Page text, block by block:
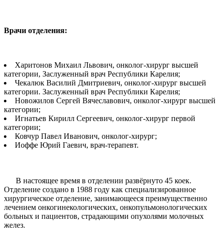
Врачи отделения:
Харитонов Михаил Львович, онколог-хирург высшей
категории, Заслуженный врач Республики Карелия;
Чекалюк Василий Дмитриевич, онколог-хирург высшей
категории. Заслуженный врач Республики Карелия;
Новожилов Сергей Вячеславович, онколог-хирург высшей
категории;
Игнатьев Кирилл Сергеевич, онколог-хирург первой
категории;
Ковчур Павел Иванович, онколог-хирург;
Иоффе Юрий Гаевич, врач-терапевт.
В настоящее время в отделении развёрнуто 45 коек.
Отделение создано в 1988 году как специализированное
хирургическое отделение, занимающееся преимущественно
лечением онкогинекологических, онкопульмонологических
больных и пациентов, страдающими опухолями молочных
желез.